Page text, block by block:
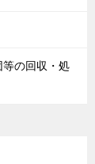
の回収・処